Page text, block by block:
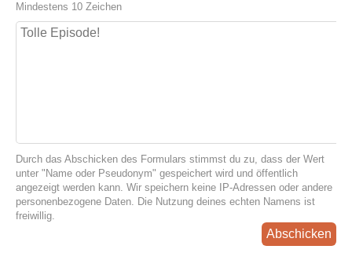
Mindestens 10 Zeichen
Durch das Abschicken des Formulars stimmst du zu, dass der Wert
unter "Name oder Pseudonym" gespeichert wird und öffentlich
angezeigt werden kann. Wir speichern keine IP-Adressen oder andere
personenbezogene Daten. Die Nutzung deines echten Namens ist
freiwillig.
Abschicken